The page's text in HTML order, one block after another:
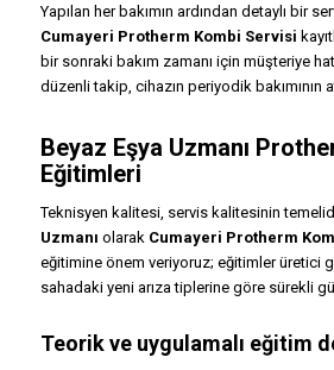
Yapılan her bakımın ardından detaylı bir
Cumayeri Protherm Kombi Servisi
bir sonraki bakım zamanı için müşteriye
düzenli takip, cihazın periyodik bakımının
Beyaz Eşya Uzmanı
Eğitimleri
Teknisyen kalitesi, servis kalitesinin
Uzmanı olarak Cumayeri Protherm
eğitimine önem veriyoruz; eğitimler üretici
sahadaki yeni arıza tiplerine göre sürekli
Teorik ve uygulamalı eğitim